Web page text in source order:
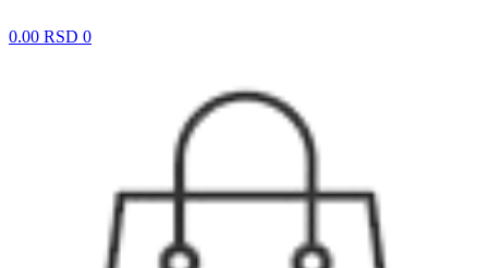
0.00 RSD 0